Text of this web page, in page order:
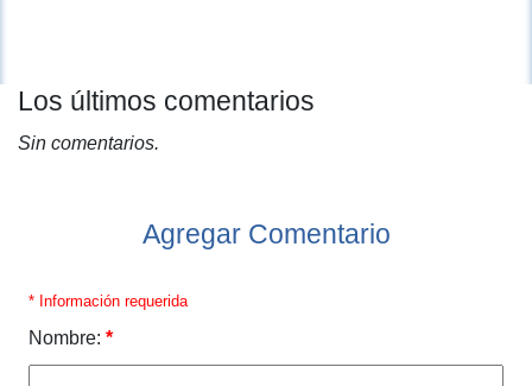
Los últimos comentarios
Sin comentarios.
Agregar Comentario
* Información requerida
Nombre: *